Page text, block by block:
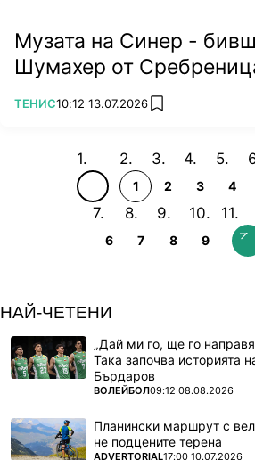
Музата на Синер -
Шумахер от
ПОВЕЧЕ ОТ
ТЕНИС10:12 13.07.2026 add favorites
1 2 3 4
6 7 8 9
НАЙ-ЧЕТЕНИ
„Дай ми го, ще го
Така започва историята
Бърдаров
ПОВЕЧЕ ОТ
ВОЛЕЙБОЛ09:12 08.08.2026
Планински маршрут с
не подцените терена
ПОВЕЧЕ ОТ
ADVERTORIAL17:00 10.07.2026